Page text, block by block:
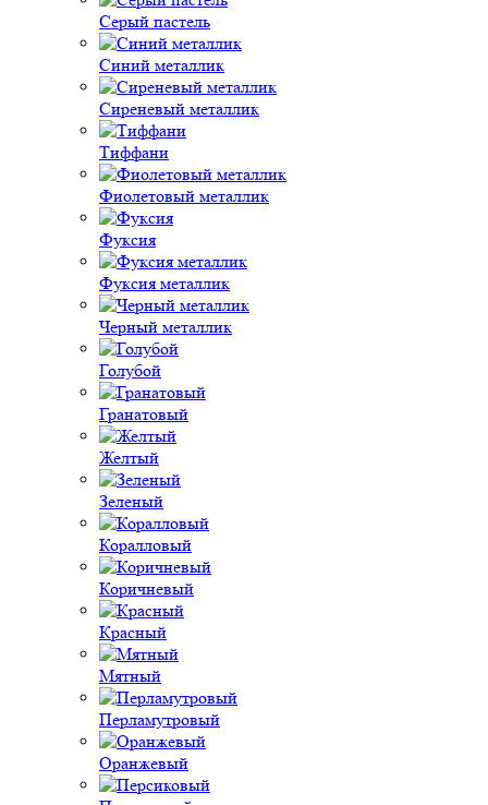
Серый пастель
Синий металлик
Сиреневый металлик
Тиффани
Фиолетовый металлик
Фуксия
Фуксия металлик
Черный металлик
Голубой
Гранатовый
Желтый
Зеленый
Коралловый
Коричневый
Красный
Мятный
Перламутровый
Оранжевый